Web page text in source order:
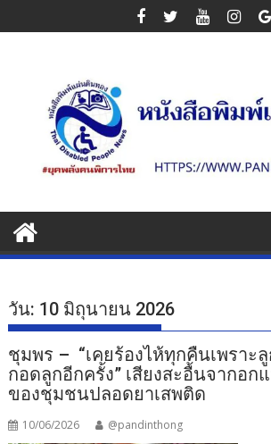
to
วัน: 10 มิถุนายน 2026
ชุมพร – “เคยร้องไห้ทุกคืนเพราะ
กอดลูกอีกครั้ง” เสียงสะอื้นจากอก
ของชุมชนปลอดยาเสพติด
10/06/2026 @pandinthong